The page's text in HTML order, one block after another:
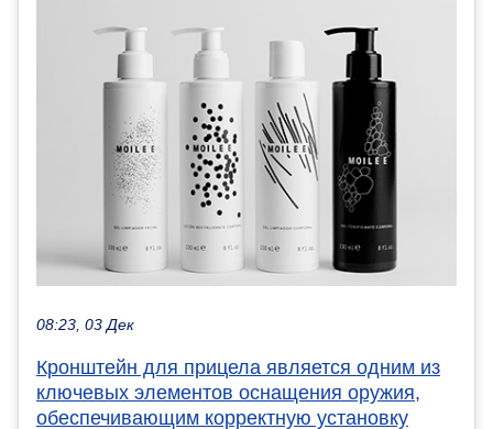
08:23, 03 Дек
Кронштейн для прицела является одним из
ключевых элементов оснащения оружия,
обеспечивающим корректную установку